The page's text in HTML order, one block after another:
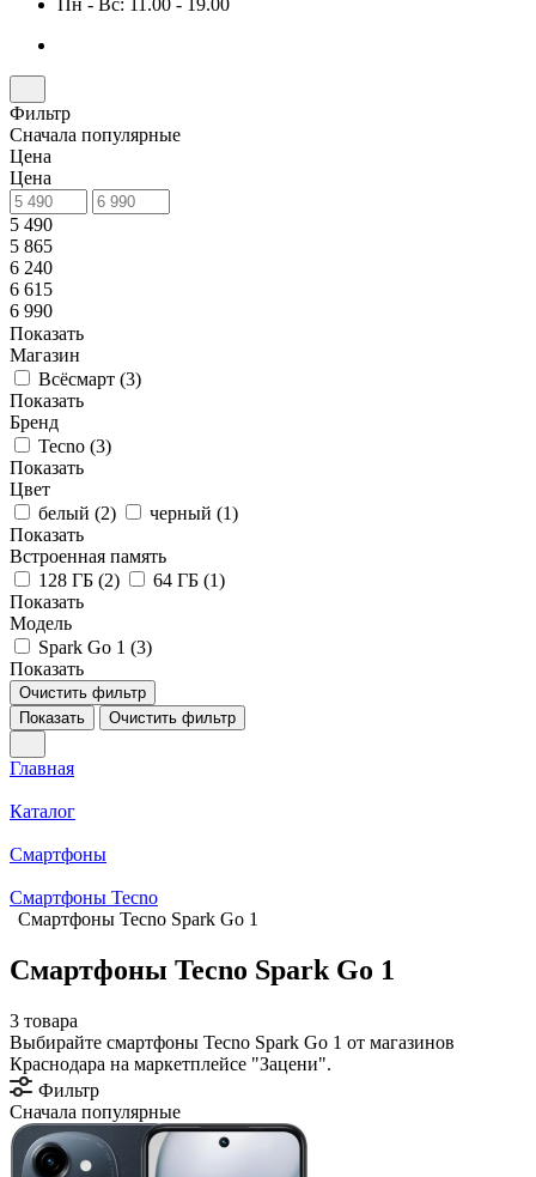
Пн - Вс: 11.00 - 19.00
Фильтр
Сначала популярные
Цена
Цена
5 490
5 865
6 240
6 615
6 990
Показать
Магазин
Всёсмарт (3)
Показать
Бренд
Tecno (3)
Показать
Цвет
белый (2) черный (1)
Показать
Встроенная память
128 ГБ (2) 64 ГБ (1)
Показать
Модель
Spark Go 1 (3)
Показать
Очистить фильтр
Показать
Очистить фильтр
Главная
Каталог
Смартфоны
Смартфоны Tecno
Смартфоны Tecno Spark Go 1
Смартфоны Tecno Spark Go 1
3 товара
Выбирайте смартфоны Tecno Spark Go 1 от магазинов
Краснодара на маркетплейсе "Зацени".
Фильтр
Сначала популярные